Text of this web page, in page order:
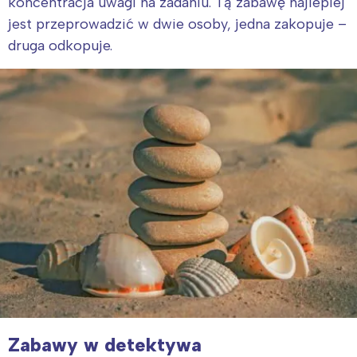
jest przeprowadzić w dwie osoby, jedna zakopuje –
druga odkopuje.
Zabawy w detektywa
Interesują mnie wydarzenia z
tego regionu:
Warszawa
Łódź
Trójmiasto
Śląsk
Kraków